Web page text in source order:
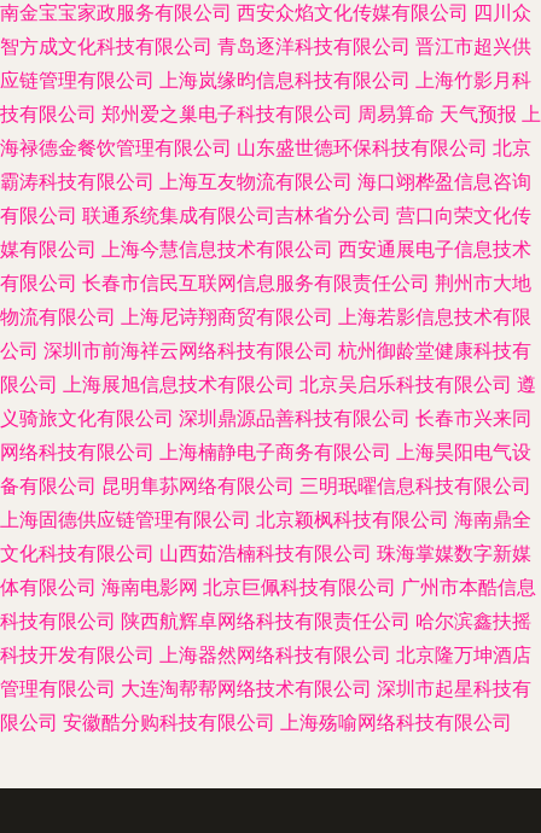
南金宝宝家政服务有限公司 西安众焰文化传媒有限公司 四川众
智方成文化科技有限公司 青岛逐洋科技有限公司 晋江市超兴供
应链管理有限公司 上海岚缘昀信息科技有限公司 上海竹影月科
技有限公司 郑州爱之巢电子科技有限公司 周易算命 天气预报 上
海禄德金餐饮管理有限公司 山东盛世德环保科技有限公司 北京
霸涛科技有限公司 上海互友物流有限公司 海口翊桦盈信息咨询
有限公司 联通系统集成有限公司吉林省分公司 营口向荣文化传
媒有限公司 上海今慧信息技术有限公司 西安通展电子信息技术
有限公司 长春市信民互联网信息服务有限责任公司 荆州市大地
物流有限公司 上海尼诗翔商贸有限公司 上海若影信息技术有限
公司 深圳市前海祥云网络科技有限公司 杭州御龄堂健康科技有
限公司 上海展旭信息技术有限公司 北京吴启乐科技有限公司 遵
义骑旅文化有限公司 深圳鼎源品善科技有限公司 长春市兴来同
网络科技有限公司 上海楠静电子商务有限公司 上海昊阳电气设
备有限公司 昆明隼荪网络有限公司 三明珉曜信息科技有限公司
上海固德供应链管理有限公司 北京颖枫科技有限公司 海南鼎全
文化科技有限公司 山西茹浩楠科技有限公司 珠海掌媒数字新媒
体有限公司 海南电影网 北京巨佩科技有限公司 广州市本酷信息
科技有限公司 陕西航辉卓网络科技有限责任公司 哈尔滨鑫扶摇
科技开发有限公司 上海器然网络科技有限公司 北京隆万坤酒店
管理有限公司 大连淘帮帮网络技术有限公司 深圳市起星科技有
限公司 安徽酷分购科技有限公司 上海殇喻网络科技有限公司